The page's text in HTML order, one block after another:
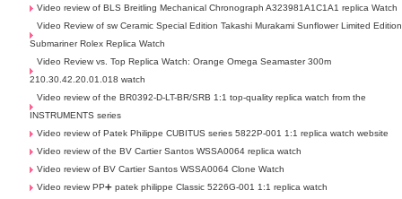
Video review of BLS Breitling Mechanical Chronograph A323981A1C1A1 replica Watch
Video Review of sw Ceramic Special Edition Takashi Murakami Sunflower Limited Edition
Submariner Rolex Replica Watch
Video Review vs. Top Replica Watch: Orange Omega Seamaster 300m
210.30.42.20.01.018 watch
Video review of the BR0392-D-LT-BR/SRB 1:1 top-quality replica watch from the
INSTRUMENTS series
Video review of Patek Philippe CUBITUS series 5822P-001 1:1 replica watch website
Video review of the BV Cartier Santos WSSA0064 replica watch
Video review of BV Cartier Santos WSSA0064 Clone Watch
Video review PP➕ patek philippe Classic 5226G-001 1:1 replica watch